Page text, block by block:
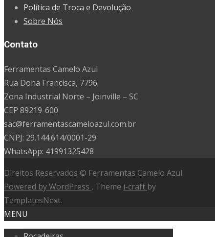
Política de Troca e Devolução
Sobre Nós
Contato
Ferramentas Camelo Azul
Rua Dona Francisca, 7796
Zona Industrial Norte – Joinville – SC
CEP 89219-600
sac@ferramentascameloazul.com.br
CNPJ: 29.144.614/0001-29
WhatsApp: 41991325428
Direitos Reservados © Ferramentas Camelo Azul
Powered by WordPress , Theme i-craft by
TemplatesNext.
MENU